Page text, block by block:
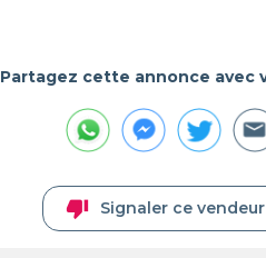
Partagez cette annonce avec
thumb_down Signaler ce vendeur